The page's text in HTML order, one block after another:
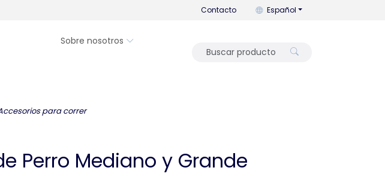
Contacto Puedes cambiar el idioma con
Español
Sobre nosotros
para correr
Perro Mediano y Grande